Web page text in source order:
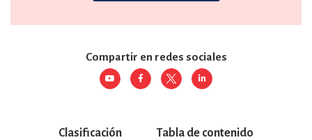
Compartir en redes sociales
Clasificación Tabla de contenido